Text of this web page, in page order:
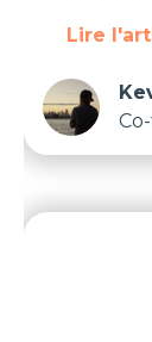
Lire